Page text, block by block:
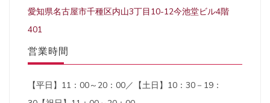
愛知県名古屋市千種区内山3丁目10-12今池堂ビル4階
401
営業時間
【平日】11：00～20：00／【土日】10：30－19：